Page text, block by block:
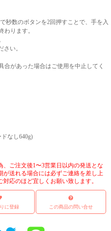
秒数のボタンを2回押すことで、手を入
わります。
さい。
合があった場合はご使用を中止してく
ドなし640g)
ご注文後1〜3営業日以内の発送とな
が送れる場合には必ずご連絡を差し上
応のほど宜しくお願い致します。
に登録 この商品の問い合せ